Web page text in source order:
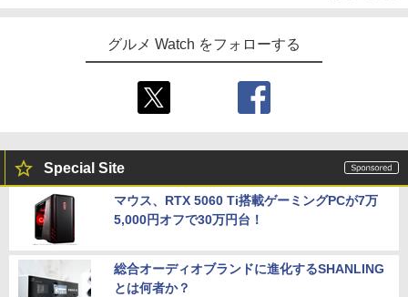
グルメ Watch をフォローする
Special Site
マウス、RTX 5060 Ti搭載ゲーミングPCが7万
5,000円オフで30万円台！
総合オーディオブランドに進化するSHANLING
とは何者か？